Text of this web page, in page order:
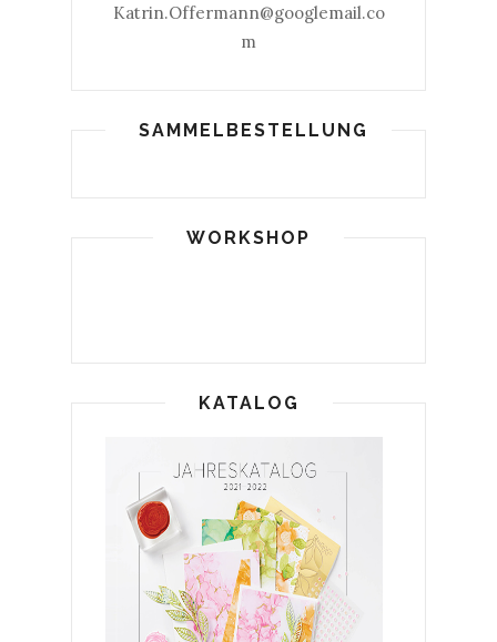
Katrin.Offermann@googlemail.co
m
SAMMELBESTELLUNG
WORKSHOP
KATALOG